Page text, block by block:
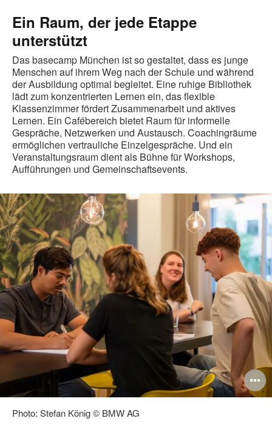
Ein Raum, der jede Etappe
unterstützt
Das basecamp München ist so gestaltet, dass es junge
Menschen auf ihrem Weg nach der Schule und während
der Ausbildung optimal begleitet. Eine ruhige Bibliothek
lädt zum konzentrierten Lernen ein, das flexible
Klassenzimmer fördert Zusammenarbeit und aktives
Lernen. Ein Cafébereich bietet Raum für informelle
Gespräche, Netzwerken und Austausch. Coachingräume
ermöglichen vertrauliche Einzelgespräche. Und ein
Veranstaltungsraum dient als Bühne für Workshops,
Aufführungen und Gemeinschaftsevents.
Photo: Stefan König © BMW AG